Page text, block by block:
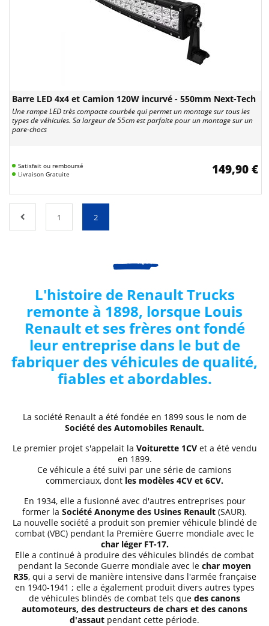
Barre LED 4x4 et Camion 120W incurvé - 550mm Next-Tech
Une rampe LED très compacte courbée qui permet un montage sur tous les
types de véhicules. Sa largeur de 55cm est parfaite pour un montage sur un
pare-chocs
Satisfait ou remboursé
Livraison Gratuite
149,90 €
1 2
L'histoire de Renault Trucks
remonte à 1898, lorsque Louis
Renault et ses frères ont fondé
leur entreprise dans le but de
fabriquer des véhicules de qualité,
fiables et abordables.
La société Renault a été fondée en 1899 sous le nom de
Société des Automobiles Renault.
Le premier projet s'appelait la Voiturette 1CVet a été vendu
en 1899.
Ce véhicule a été suivi par une série de camions
commerciaux, dont les modèles 4CV et 6CV.
En 1934, elle a fusionné avec d'autres entreprises pour
former la Société Anonyme des Usines Renault (SAUR).
La nouvelle société a produit son premier véhicule blindé de
combat (VBC) pendant la Première Guerre mondiale avec le
char léger FT-17.
Elle a continué à produire des véhicules blindés de combat
pendant la Seconde Guerre mondiale avec le char moyen
R35, qui a servi de manière intensive dans l'armée française
en 1940-1941 ; elle a également produit divers autres types
de véhicules blindés de combat tels que des canons
automoteurs, des destructeurs de chars et des canons
d'assaut pendant cette période.